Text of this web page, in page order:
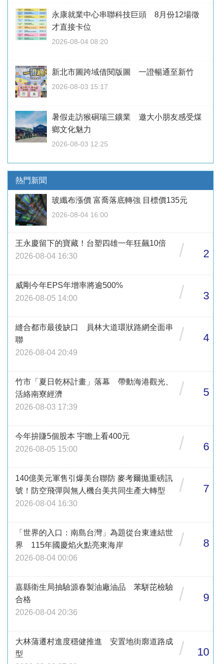
永康就業中心串聯科技巨頭 8月份12場徵
才直接卡位
2026-08-04 08:20
新北市圖跨域借閱版圖 一證暢通至新竹
2026-08-03 15:17
暑假走訪猴硐瑞三鑛業 邀大小朋友感受煤
鄉文化魅力
2026-08-03 12:25
熱門新聞
玻纖布漲價 富喬落底轉強 目標價135元
2026-08-04 16:00
王永慶留下的寶藏！台塑四雄一年狂飆10倍
2026-08-04 16:30
/ 2
威剛今年EPS年增率將逾500%
2026-08-05 14:00
/ 3
縫合都市最後缺口 員林大道環狀路網全面串
聯
2026-08-04 20:49
/ 4
竹市「夏日乾杯計畫」落幕 帶動海港觀光、
活絡南寮經濟
2026-08-03 17:39
/ 5
今年拚賺5個股本 宇瞻上看400元
2026-08-05 15:00
/ 6
140億美元軍售引爆美台聯防 麥考爾拋重磅訊
號！防空飛彈與無人機台美共同生產大轉型
2026-08-04 16:30
/ 7
「世界的入口：南島台灣」為題從台東連結世
界 115年國慶焰火點亮東海岸
2026-08-04 00:06
/ 8
嘉縣衛生局抽驗源春製油廠油品 苯駢芘檢驗
合格
2026-08-04 20:36
/ 9
大林蒲遷村進度穩健推進 安置地街廓道路成
型
/ 10